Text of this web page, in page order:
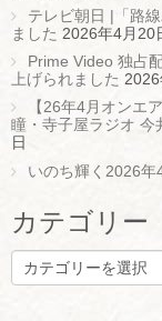
テレビ朝日 |「路
ました 2026年4月20
Prime Video 独占
上げられました 2026
【26年4月オンエ
瞳・寺子屋ラジオ 今
日
いのち輝く2026年
カテゴリー
カ
テ